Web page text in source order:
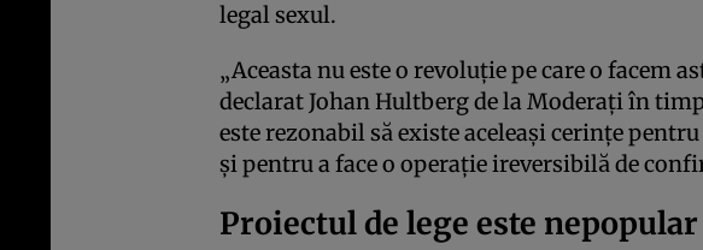
legal sexul.
„Aceasta nu este o revoluție pe care o facem
declarat Johan Hultberg de la Moderați în
este rezonabil să existe aceleași cerințe
și pentru a face o operație ireversibilă de
Proiectul de lege este nepopular